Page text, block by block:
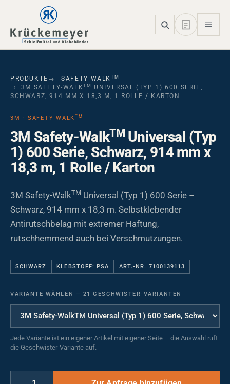
Skip to main navigation
Skip to main content
Skip to page footer
PRODUKTE SAFETY-WALK TM
3M SAFETY-WALKTM
UNIVERSAL (TYP 1) 600 SERIE,
SCHWARZ, 914 MM X 18,3 M, 1 ROLLE / KARTON
3M · SAFETY-WALK TM
3M Safety-WalkTMUniversal (Typ
1) 600 Serie, Schwarz, 914 mm x
18,3 m, 1 Rolle / Karton
3M Safety-WalkTM Universal (Typ 1) 600 Serie –
Schwarz, 914 mm x 18,3 m. Selbstklebender
Antirutschbelag mit extremer Haftung,
rutschhemmend auch bei Verschmutzungen.
SCHWARZ KLEBSTOFF: PSA ART.-NR. 7100139113
VARIANTE WÄHLEN — 21 GESCHWISTER-VARIANTEN
Jede Variante ist ein eigener Artikel mit eigener Seite – die Auswahl ruft
die Geschwister-Variante auf.